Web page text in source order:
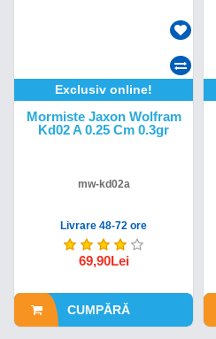
Exclusiv online!
Mormiste Jaxon Wolfram
Kd02 A 0.25 Cm 0.3gr
mw-kd02a
Livrare 48-72 ore
69,90Lei
CUMPĂRĂ